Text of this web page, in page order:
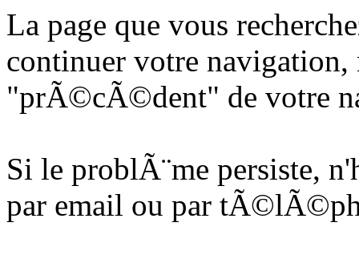
La page que vous
continuer votre
"prÃ©cÃ©dent" de votre
Si le problÃ¨me persiste,
par email ou par